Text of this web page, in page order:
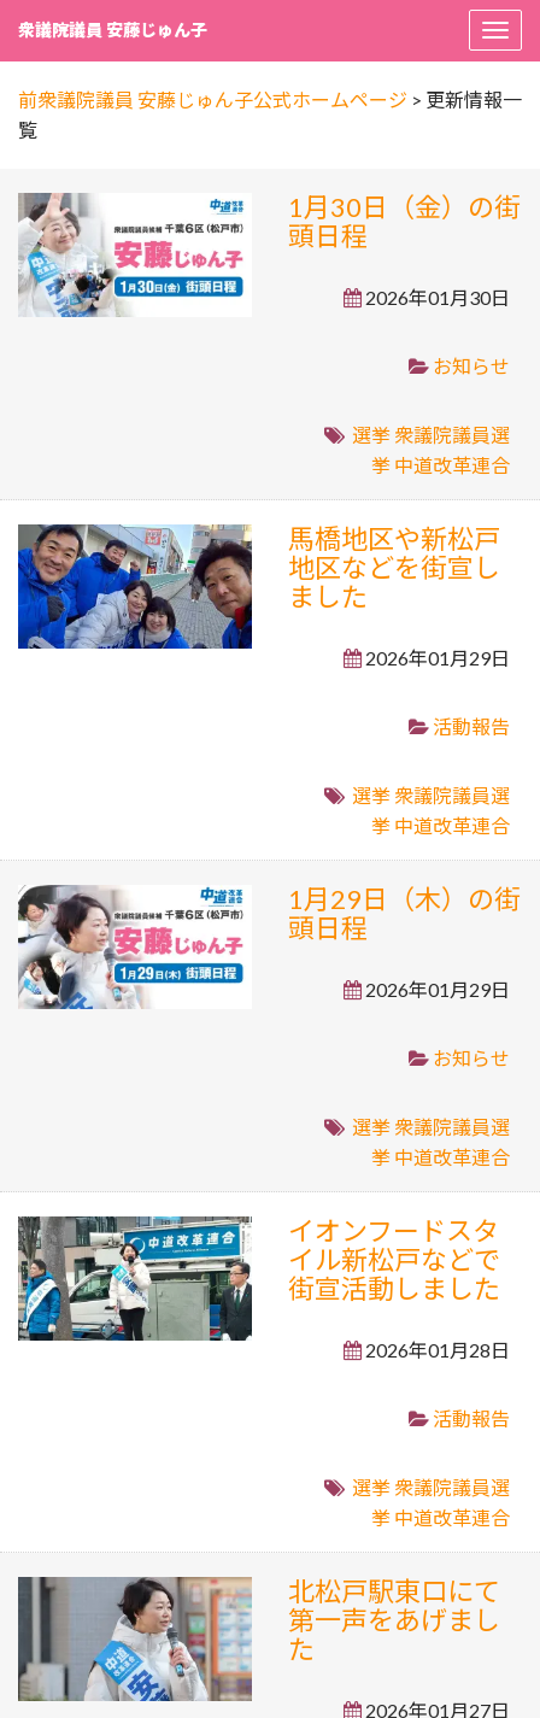
衆議院議員 安藤じゅん子
前衆議院議員 安藤じゅん子公式ホームページ > 更新情報一
覧
1月30日（金）の街
頭日程
2026年01月30日
お知らせ
選挙 衆議院議員選
挙 中道改革連合
馬橋地区や新松戸
地区などを街宣し
ました
2026年01月29日
活動報告
選挙 衆議院議員選
挙 中道改革連合
1月29日（木）の街
頭日程
2026年01月29日
お知らせ
選挙 衆議院議員選
挙 中道改革連合
イオンフードスタ
イル新松戸などで
街宣活動しました
2026年01月28日
活動報告
選挙 衆議院議員選
挙 中道改革連合
北松戸駅東口にて
第一声をあげまし
た
2026年01月27日